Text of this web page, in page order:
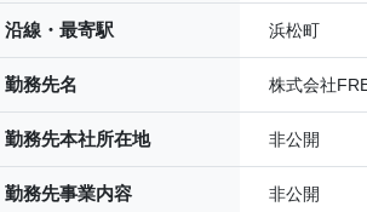
沿線・最寄駅 浜松町
勤務先名 株式会社
勤務先本社所在地 非公開
勤務先事業内容 非公開